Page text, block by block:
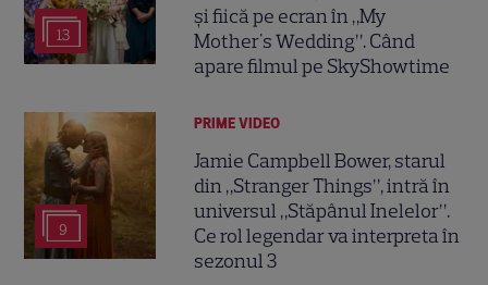
13
și fiică pe ecran în „My
Mother's Wedding”. Când
apare filmul pe SkyShowtime
9
PRIME VIDEO
Jamie Campbell Bower, starul
din „Stranger Things”, intră în
universul „Stăpânul Inelelor”.
Ce rol legendar va interpreta în
sezonul 3